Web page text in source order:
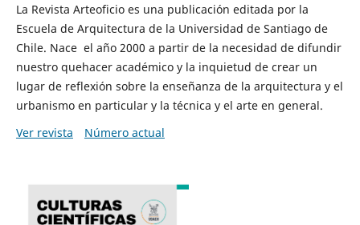
La Revista Arteoficio es una publicación editada por la
Escuela de Arquitectura de la Universidad de Santiago de
Chile. Nace el año 2000 a partir de la necesidad de difundir
nuestro quehacer académico y la inquietud de crear un
lugar de reflexión sobre la enseñanza de la arquitectura y el
urbanismo en particular y la técnica y el arte en general.
Ver revista
Número actual